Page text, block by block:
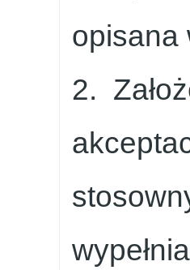
opisana
2.